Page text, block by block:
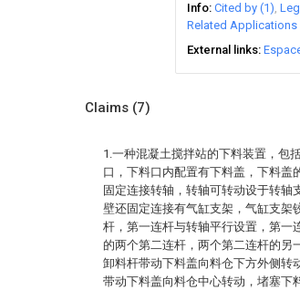
Info Cited by (1)
Related Applications
External links
Claims (7)
1.一种混凝土搅拌站的下料装置，包
口，下料口内配置有下料盖，下料盖
固定连接转轴，转轴可转动设于转
壁还固定连接有气缸支架，气缸支架
杆，第一连杆与转轴平行设置，第一
的两个第二连杆，两个第二连杆的另
卸料杆带动下料盖向料仓下方外侧转
带动下料盖向料仓中心转动，堵塞下